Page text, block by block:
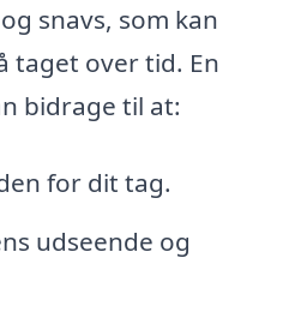
snavs, som kan
taget over tid. En
bidrage til at:
for dit tag.
udseende og